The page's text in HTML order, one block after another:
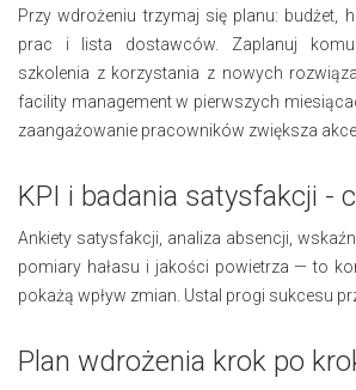
Przy wdrożeniu trzymaj się planu: budżet,
prac i lista dostawców. Zaplanuj
szkolenia z korzystania z nowych
facility management w pierwszych
zaangażowanie pracowników zwiększa
KPI i badania satysfakcji -
Ankiety satysfakcji, analiza absencji,
pomiary hałasu i jakości powietrza — to
pokażą wpływ zmian. Ustal progi sukcesu
Plan wdrożenia krok po